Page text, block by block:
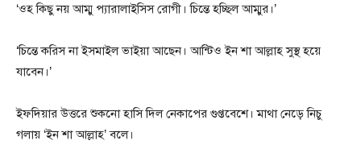
‘ওহ কিছু নয় আম্মু প্যারালাইসিস রোগী। চিন্তে হচ্ছিল আম্মুর।’
‘চিন্তে করিস না ইসমাইল ভাইয়া আছেন। আন্টিও ইন শা আল্লাহ সুস্থ হয়ে
যাবেন।’
ইফদিয়ার উত্তরে শুকনো হাসি দিল নেকাপের গুপ্তবেশে। মাথা নেড়ে নিচু
গলায় ‘ইন শা আল্লাহ’ বলে।